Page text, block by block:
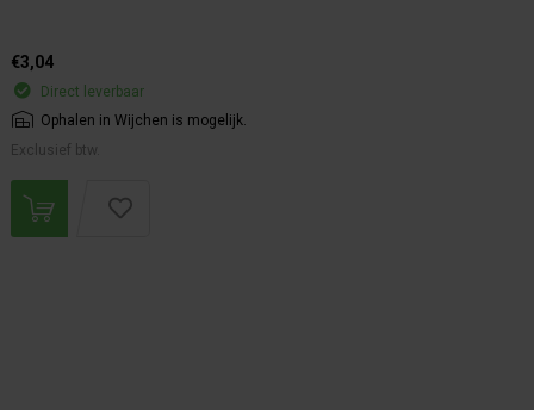
€3,04
Direct leverbaar
Ophalen in Wijchen is mogelijk.
Exclusief btw.